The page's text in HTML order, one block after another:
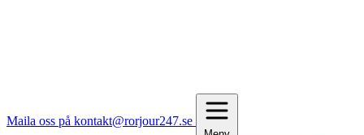
Maila oss på kontakt@rorjour247.se